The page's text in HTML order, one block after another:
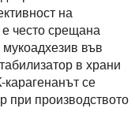
на
е често срещана
във
в храни
се
при производството